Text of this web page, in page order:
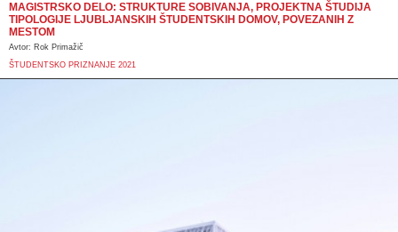
MAGISTRSKO DELO: STRUKTURE SOBIVANJA, PROJEKTNA ŠTUDIJA
TIPOLOGIJE LJUBLJANSKIH ŠTUDENTSKIH DOMOV, POVEZANIH Z
MESTOM
Avtor: Rok Primažič
ŠTUDENTSKO PRIZNANJE 2021